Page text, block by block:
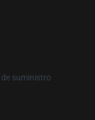
suministro